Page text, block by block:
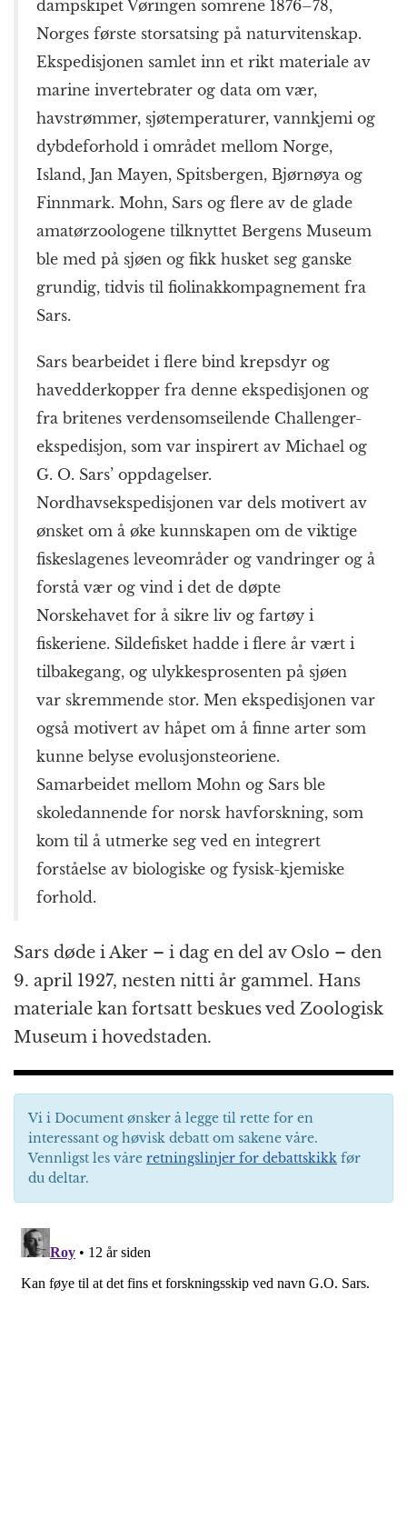
dampskipet Vøringen somrene 1876–78,
Norges første storsatsing på naturvitenskap.
Ekspedisjonen samlet inn et rikt materiale av
marine invertebrater og data om vær,
havstrømmer, sjøtemperaturer, vannkjemi og
dybdeforhold i området mellom Norge,
Island, Jan Mayen, Spitsbergen, Bjørnøya og
Finnmark. Mohn, Sars og flere av de glade
amatørzoologene tilknyttet Bergens Museum
ble med på sjøen og fikk husket seg ganske
grundig, tidvis til fiolinakkompagnement fra
Sars.
Sars bearbeidet i flere bind krepsdyr og
havedderkopper fra denne ekspedisjonen og
fra britenes verdensomseilende Challenger-
ekspedisjon, som var inspirert av Michael og
G. O. Sars’ oppdagelser.
Nordhavsekspedisjonen var dels motivert av
ønsket om å øke kunnskapen om de viktige
fiskeslagenes leveområder og vandringer og å
forstå vær og vind i det de døpte
Norskehavet for å sikre liv og fartøy i
fiskeriene. Sildefisket hadde i flere år vært i
tilbakegang, og ulykkesprosenten på sjøen
var skremmende stor. Men ekspedisjonen var
også motivert av håpet om å finne arter som
kunne belyse evolusjonsteoriene.
Samarbeidet mellom Mohn og Sars ble
skoledannende for norsk havforskning, som
kom til å utmerke seg ved en integrert
forståelse av biologiske og fysisk-kjemiske
forhold.
Sars døde i Aker – i dag en del av Oslo – den
9. april 1927, nesten nitti år gammel. Hans
materiale kan fortsatt beskues ved Zoologisk
Museum i hovedstaden.
Vi i Document ønsker å legge til rette for en
interessant og høvisk debatt om sakene våre.
Vennligst les våre retningslinjer for debattskikk før
du deltar.